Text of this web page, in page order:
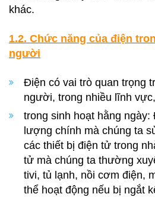
khác.
1.2. Chức năng của điện
người
Điện có vai trò quan trọng
người, trong nhiều lĩnh
trong sinh hoạt hằng
lượng chính mà chúng ta
các thiết bị điện tử trong
tử mà chúng ta thường
tivi, tủ lạnh, nồi cơm điện,
thể hoạt động nếu bị ngắt